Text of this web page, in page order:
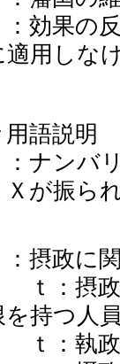
：効果の
適用しな
用語説明
：ナンバ
Ｘが振ら
：摂政に
：摂政
を持つ人
：執政